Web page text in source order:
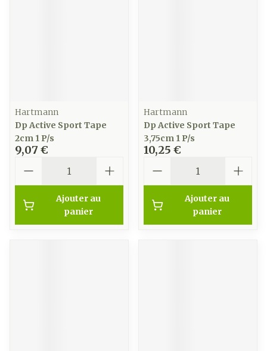
Hartmann
Dp Active Sport Tape
2cm 1 P/s
9,07 €
Ajouter au
panier
Hartmann
Dp Active Sport Tape
3,75cm 1 P/s
10,25 €
Ajouter au
panier